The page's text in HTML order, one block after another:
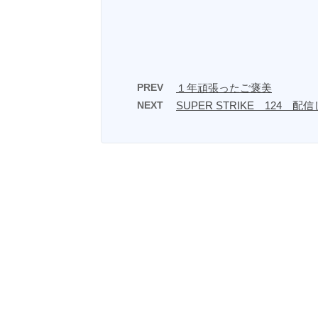
PREV １年頑張ったご褒美
NEXT SUPER STRIKE 124 配信